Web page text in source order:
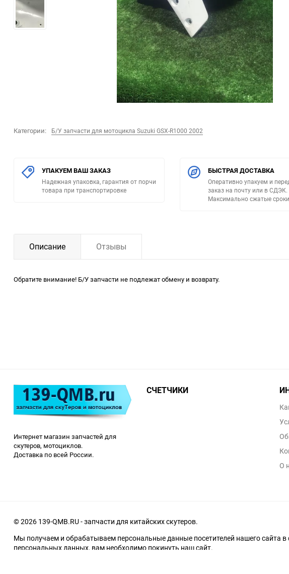
Категории: Б/У запчасти для мотоцикла Suzuki GSX-R1000 2002
УПАКУЕМ ВАШ ЗАКАЗ
Надежная упаковка, гарантия от порчи
товара при транспортировке
БЫСТРАЯ ДОСТАВКА
Оперативно упакуем и
заказ на почту или в СДЭК.
Максимально сжатые
Описание Отзывы
Обратите внимание! Б/У запчасти не подлежат обмену и возврату.
Интернет магазин запчастей для
скутеров, мотоциклов.
Доставка по всей России.
СЧЕТЧИКИ
О
© 2026 139-QMB.RU - запчасти для китайских скутеров.
Мы получаем и обрабатываем персональные данные посетителей нашего сайта в
персональных данных, вам необходимо покинуть наш сайт.